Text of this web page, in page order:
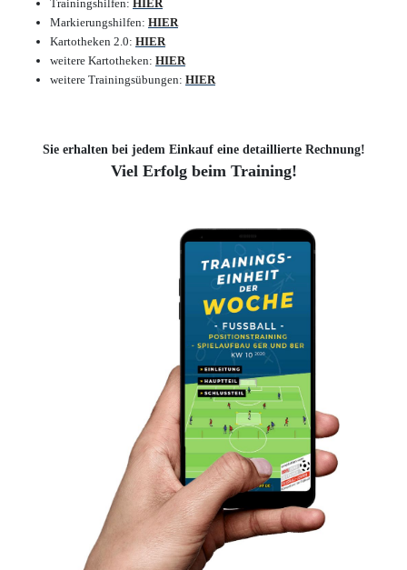
Trainingshilfen: HIER
Markierungshilfen: HIER
Kartotheken 2.0: HIER
weitere Kartotheken: HIER
weitere Trainingsübungen: HIER
Sie erhalten bei jedem Einkauf eine detaillierte Rechnung!
Viel Erfolg beim Training!